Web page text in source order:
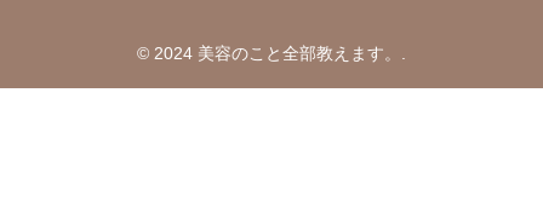
© 2024 美容のこと全部教えます。.